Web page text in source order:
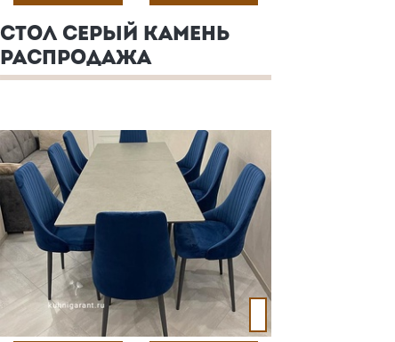
СТОЛ СЕРЫЙ КАМЕНЬ
РАСПРОДАЖА